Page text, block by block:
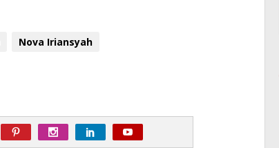
Nova Iriansyah